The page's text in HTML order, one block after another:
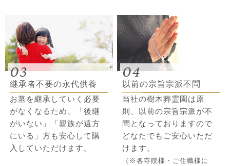
03
継承者不要の永代供養
お墓を継承していく必要
がなくなるため、「後継
がいない」「親族が遠方
にいる」方も安心して購
入していただけます。
04
以前の宗旨宗派不問
当社の樹木葬霊園は原
則、以前の宗旨宗派が不
問となっておりますので
どなたでもご安心いただ
けます。
（※各寺院様・ご住職様に